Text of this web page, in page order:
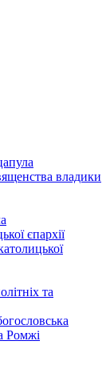
владики
єпархії
та
Ромжі